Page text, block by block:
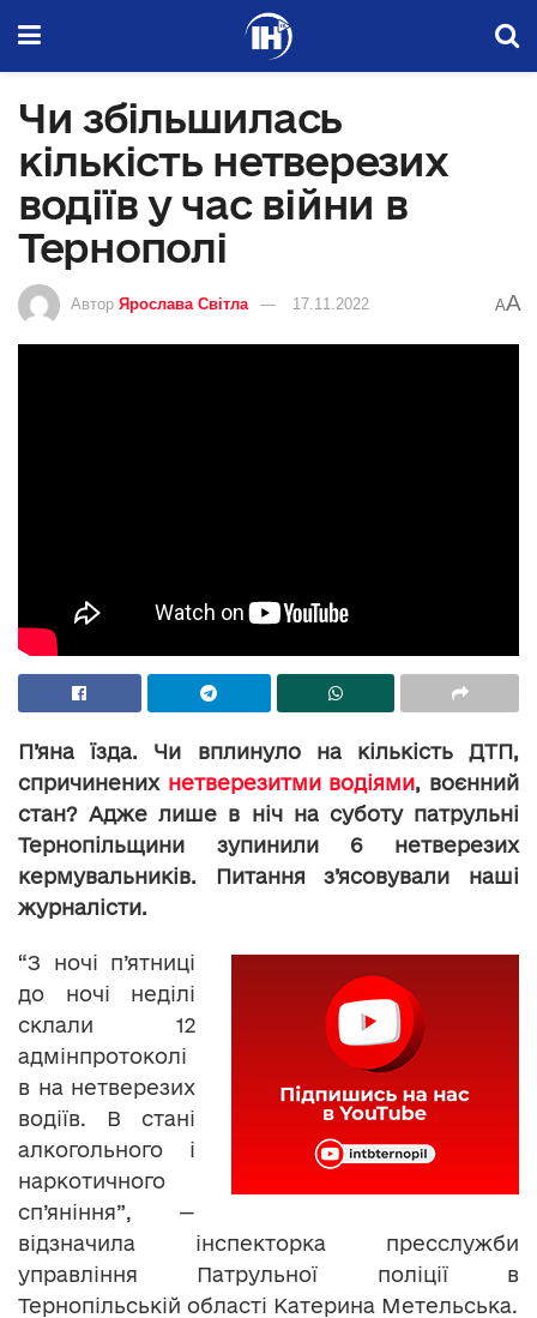
Чи збільшилась
кількість нетверезих
водіїв у час війни в
Тернополі
Автор Ярослава Світла 17.11.2022 AA
П’яна їзда. Чи вплинуло на кількість ДТП,
спричинених нетверезитми водіями, воєнний
стан? Адже лише в ніч на суботу патрульні
Тернопільщини зупинили 6 нетверезих
кермувальників. Питання з’ясовували наші
журналісти.
“З ночі п’ятниці
до ночі неділі
склали 12
адмінпротоколі
в на нетверезих
водіїв. В стані
алкогольного і
наркотичного
сп’яніння”, —
відзначила інспекторка пресслужби
управління Патрульної поліції в
Тернопільській області Катерина Метельська.